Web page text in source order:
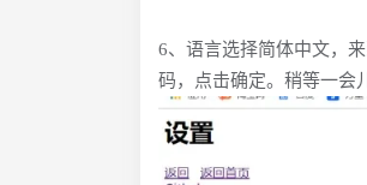
6、语言选择简体中文，
码，点击确定。稍等一会